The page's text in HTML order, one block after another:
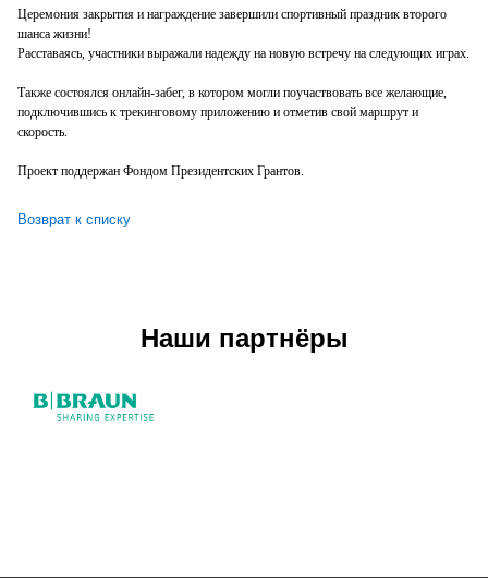
Церемония закрытия и награждение завершили спортивный праздник второго
шанса жизни!
Расставаясь, участники выражали надежду на новую встречу на следующих играх.
Также состоялся онлайн-забег, в котором могли поучаствовать все желающие,
подключившись к трекинговому приложению и отметив свой маршрут и
скорость.
Проект поддержан Фондом Президентских Грантов.
Возврат к списку
Наши партнёры